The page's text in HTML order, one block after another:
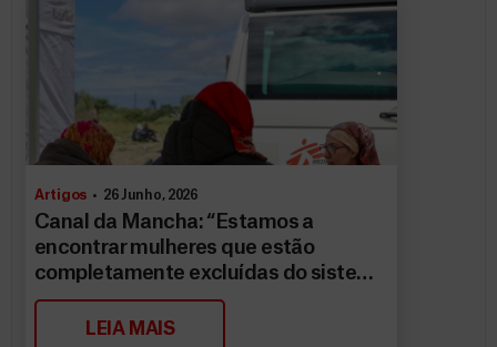
Artigos 26 Junho, 2026
Canal da Mancha: “Estamos a
encontrar mulheres que estão
completamente excluídas do sistema
de saúde”
LEIA MAIS